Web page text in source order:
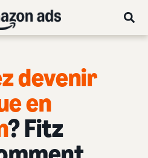
devenir
en
? Fitz